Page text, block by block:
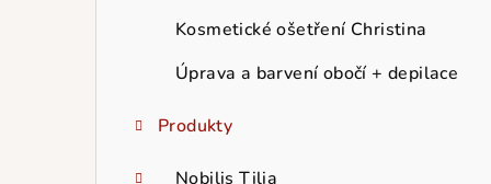
Kosmetické ošetření Christina
Úprava a barvení obočí + depilace
Produkty
Nobilis Tilia